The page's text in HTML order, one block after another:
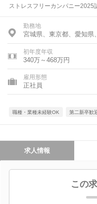
ストレスフリーカンパニー
勤務地
宮城県、東京都、愛知県
初年度年収
340万～468万円
雇用形態
正社員
職種・業種未経験OK 第二新卒歓
求人情報
この